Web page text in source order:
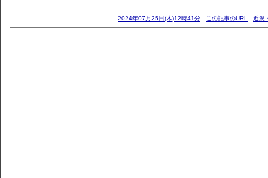
2024年07月25日(木)12時41分 この記事のURL 近況